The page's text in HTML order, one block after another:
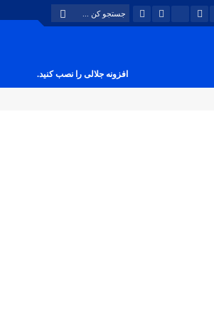
افزونه جلالی را نصب کنید.